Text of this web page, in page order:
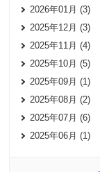
2026年01月 (3)
2025年12月 (3)
2025年11月 (4)
2025年10月 (5)
2025年09月 (1)
2025年08月 (2)
2025年07月 (6)
2025年06月 (1)